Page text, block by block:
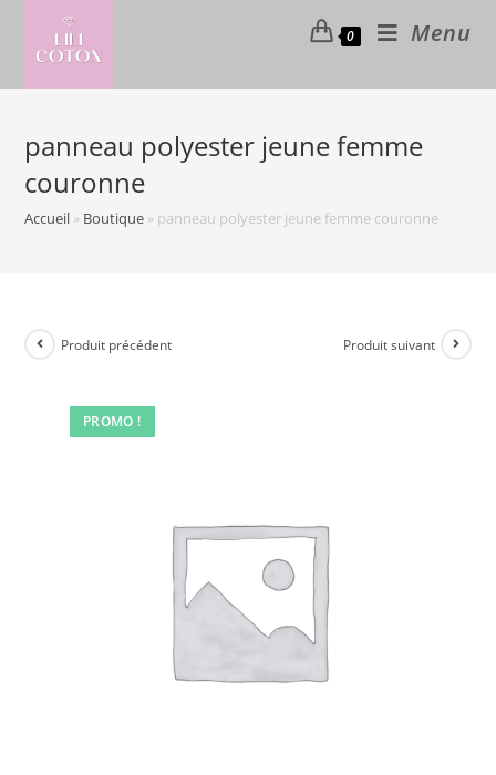
content
0 Menu
panneau polyester jeune femme
couronne
Accueil » Boutique » panneau polyester jeune femme couronne
PROMO !
Produit précédent Produit suivant